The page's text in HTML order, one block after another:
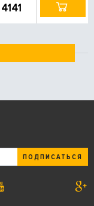
4141
ПОДПИСАТЬСЯ